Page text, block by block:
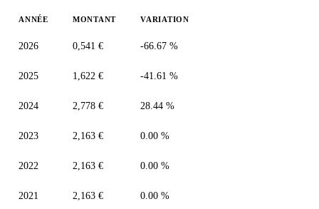
ANNÉE MONTANT VARIATION
2026 0,541 € -66.67 %
2025 1,622 € -41.61 %
2024 2,778 € 28.44 %
2023 2,163 € 0.00 %
2022 2,163 € 0.00 %
2021 2,163 € 0.00 %